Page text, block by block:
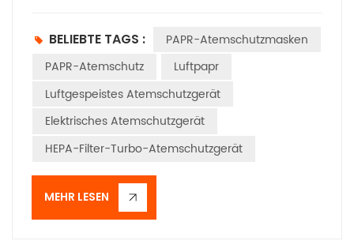
willkürlich, sondern stellen spezielle Schutzstufen dar,
die auf international anerkannten
Klassifizierungsstandards für Atemschutzgeräte
basieren und auf unterschiedliche Umweltrisiken,
Schadstoffarten und Anwendungsanforderungen
zugeschnitten sind. Die Klärung der wesentlichen
Unterschiede ist entscheidend für die korrekte
Auswahl von PAPR für die jeweiligen
Arbeitssituationen. Um den Unterschied zwischen
den beiden Schutzklassen zu verstehen, ist es
BELIEBTE TAGS :
PAPR-Atemschutzmasken
PAPR-Atemschutz
Luftpapr
Luftgespeistes Atemschutzgerät
Elektrisches Atemschutzgerät
HEPA-Filter-Turbo-Atemschutzgerät
MEHR LESEN